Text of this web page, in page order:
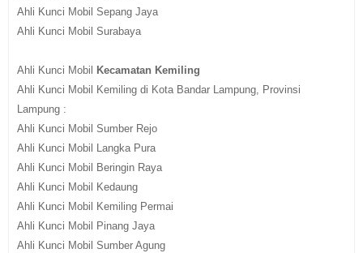
Ahli Kunci Mobil Sepang Jaya
Ahli Kunci Mobil Surabaya
Ahli Kunci Mobil
Kecamatan Kemiling
Ahli Kunci Mobil Kemiling di Kota Bandar Lampung, Provinsi
Lampung :
Ahli Kunci Mobil Sumber Rejo
Ahli Kunci Mobil Langka Pura
Ahli Kunci Mobil Beringin Raya
Ahli Kunci Mobil Kedaung
Ahli Kunci Mobil Kemiling Permai
Ahli Kunci Mobil Pinang Jaya
Ahli Kunci Mobil Sumber Agung